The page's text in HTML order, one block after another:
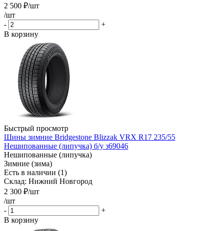
2 500 ₽/шт
/шт
-
+
В корзину
Быстрый просмотр
Шины зимние Bridgestone Blizzak VRX R17 235/55
Нешипованные (липучка) б/у з69046
Нешипованные (липучка)
Зимние (зима)
Есть в наличии (1)
Склад: Нижний Новгород
2 300 ₽/шт
/шт
-
+
В корзину